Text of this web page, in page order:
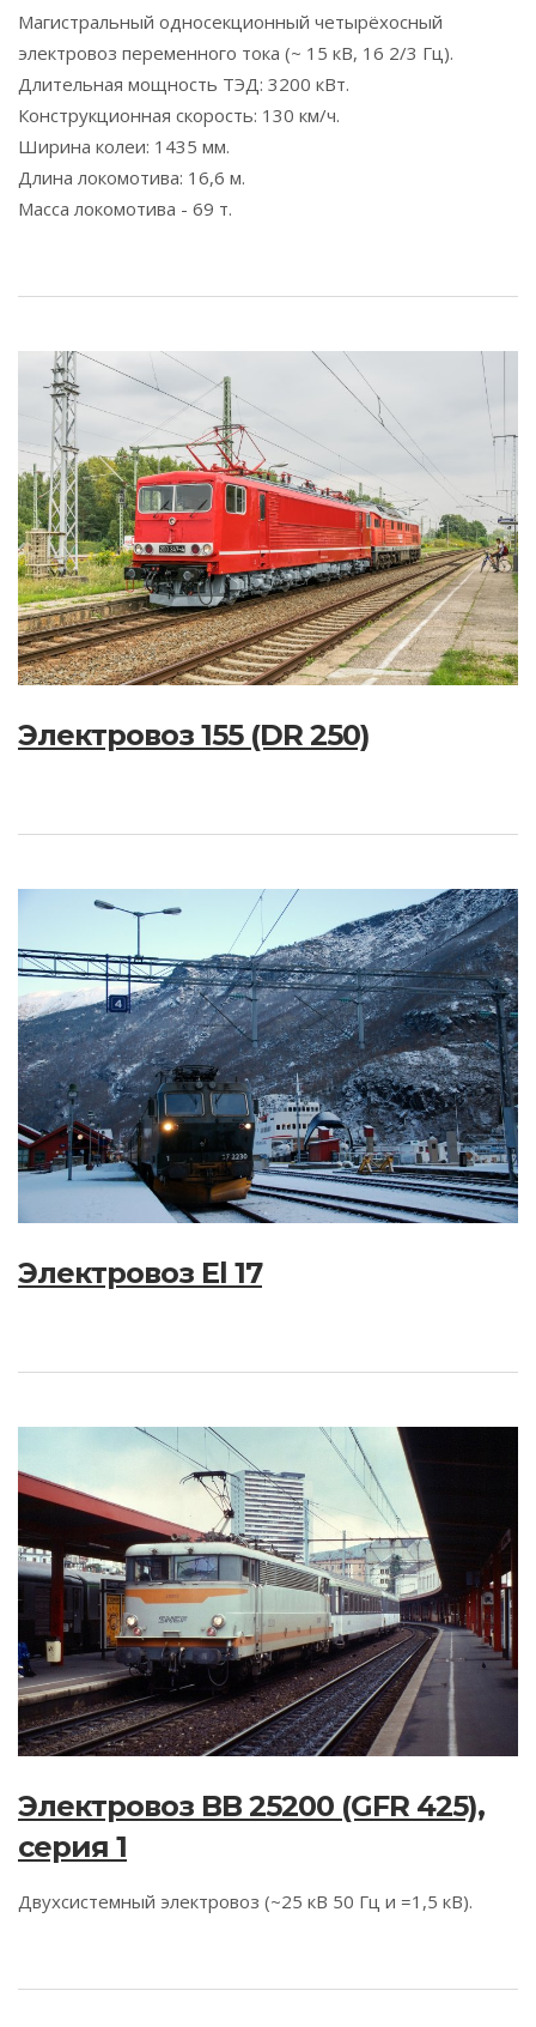
Магистральный односекционный четырёхосный
электровоз переменного тока (~ 15 кВ, 16 2/3 Гц).
Длительная мощность ТЭД: 3200 кВт.
Конструкционная скорость: 130 км/ч.
Ширина колеи: 1435 мм.
Длина локомотива: 16,6 м.
Масса локомотива - 69 т.
Электровоз 155 (DR 250)
Электровоз El 17
Электровоз BB 25200 (GFR 425),
серия 1
Двухсистемный электровоз (~25 кВ 50 Гц и =1,5 кВ).